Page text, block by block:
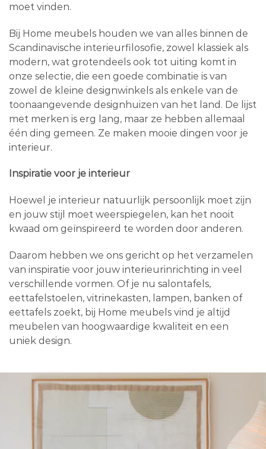
moet vinden.
Bij Home meubels houden we van alles binnen de
Scandinavische interieurfilosofie, zowel klassiek als
modern, wat grotendeels ook tot uiting komt in
onze selectie, die een goede combinatie is van
zowel de kleine designwinkels als enkele van de
toonaangevende designhuizen van het land. De lijst
met merken is erg lang, maar ze hebben allemaal
één ding gemeen. Ze maken mooie dingen voor je
interieur.
Inspiratie voor je interieur
Hoewel je interieur natuurlijk persoonlijk moet zijn
en jouw stijl moet weerspiegelen, kan het nooit
kwaad om geïnspireerd te worden door anderen.
Daarom hebben we ons gericht op het verzamelen
van inspiratie voor jouw interieurinrichting in veel
verschillende vormen. Of je nu salontafels,
eettafelstoelen, vitrinekasten, lampen, banken of
eettafels zoekt, bij Home meubels vind je altijd
meubelen van hoogwaardige kwaliteit en een
uniek design.